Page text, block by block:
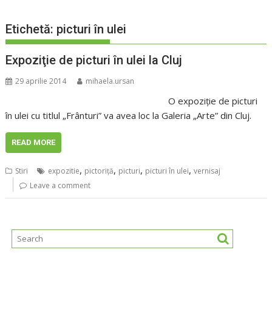
Etichetă: picturi în ulei
Expoziţie de picturi în ulei la Cluj
29 aprilie 2014 mihaela.ursan
O expoziţie de picturi
în ulei cu titlul „Frânturi” va avea loc la Galeria „Arte” din Cluj.
READ MORE
Stiri expozitie, pictoriţă, picturi, picturi în ulei,vernisaj
Leave a comment